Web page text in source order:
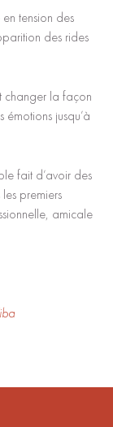
en tension des
des rides
changer la façon
jusqu’à
fait d’avoir des
premiers
amicale